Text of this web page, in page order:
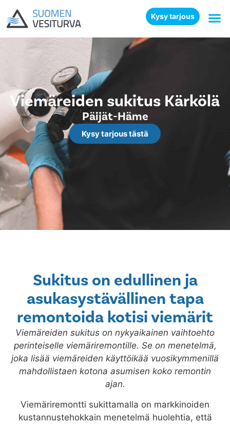
Kysy tarjous
Viemäreiden sukitus Kärkölä
Päijät-Häme
Kysy tarjous tästä
Sukitus on edullinen ja
asukasystävällinen tapa
remontoida kotisi viemärit
Viemäreiden sukitus on nykyaikainen vaihtoehto
perinteiselle viemäriremontille. Se on menetelmä,
joka lisää viemäreiden käyttöikää vuosikymmenillä
mahdollistaen kotona asumisen koko remontin
ajan.
Viemäriremontti sukittamalla on markkinoiden
kustannustehokkain menetelmä huolehtia, että